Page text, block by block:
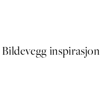
Bildevegg inspirasjon